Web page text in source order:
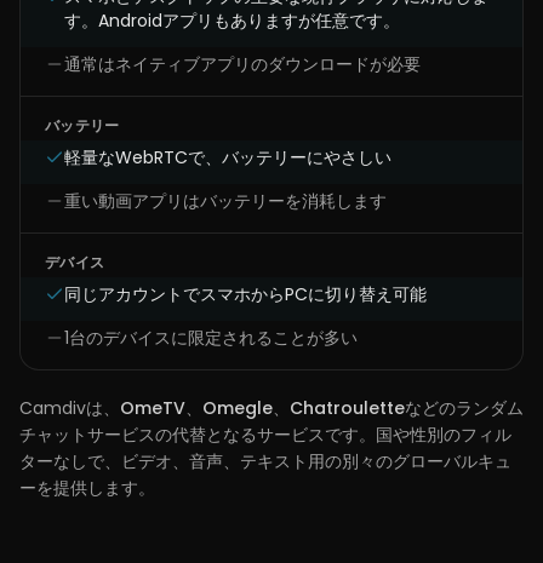
す。Androidアプリもありますが任意です。
通常はネイティブアプリのダウンロードが必要
バッテリー
軽量なWebRTCで、バッテリーにやさしい
重い動画アプリはバッテリーを消耗します
デバイス
同じアカウントでスマホからPCに切り替え可能
1台のデバイスに限定されることが多い
Camdivは、 OmeTV、 Omegle、 Chatrouletteなどのランダム
チャットサービスの代替となるサービスです。国や性別のフィル
ターなしで、ビデオ、音声、テキスト用の別々のグローバルキュ
ーを提供します。